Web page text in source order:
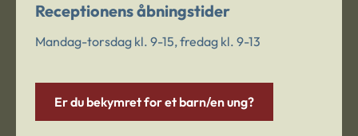
Receptionens åbningstider
Mandag-torsdag kl. 9-15, fredag kl. 9-13
Er du bekymret for et barn/en ung?